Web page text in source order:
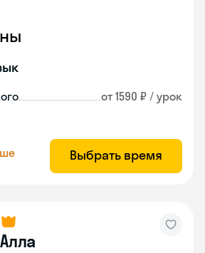
от 1590 ₽ / урок
Выбрать время
Алла